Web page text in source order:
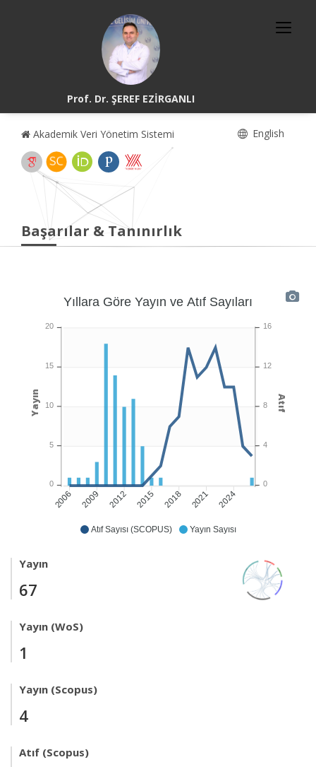
Prof. Dr. ŞEREF EZİRGANLI
Akademik Veri Yönetim Sistemi English
Başarılar & Tanınırlık
Atıf Sayısı (SCOPUS) Yayın Sayısı
2006 2009 2012 2015 2018 2021 2024
Yıllara Göre Yayın ve Atıf Sayıları
16
12
8
4
0
Atıf
20
15
10
5
0
Yayın
Yayın
67
Yayın (WoS)
1
Yayın (Scopus)
4
Atıf (Scopus)